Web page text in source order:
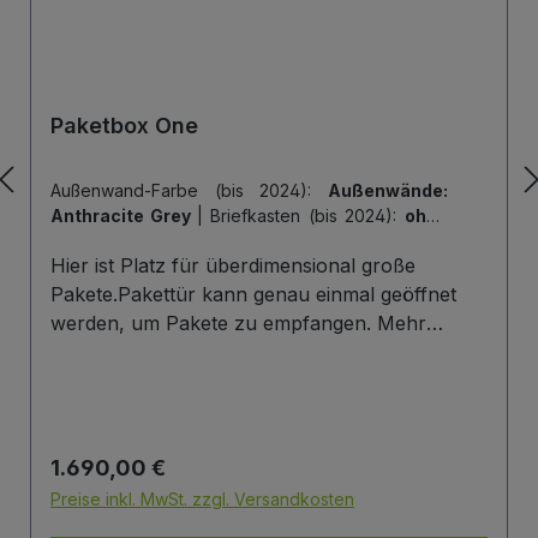
Paketbox One
Außenwand-Farbe (bis 2024): Außenwände:
Anthracite Grey
Briefkasten (bis 2024): ohne
Hintertür | Tiefe der Paketbox (bis 2024):
cm Außenmaß (Standard) | Tür-Farbe (bis
2024):Tür: Anthracite Grey
Hier ist Platz für überdimensional große
Pakete.Pakettür kann genau einmal geöffnet
werden, um Pakete zu empfangen. Mehr
Die Tür wird immer mit einem Halbzylinder
ausgestattet. Das heißt, Sie können den selben
Regulärer Preis:
1.690,00 €
Preise inkl. MwSt. zzgl. Versandkosten